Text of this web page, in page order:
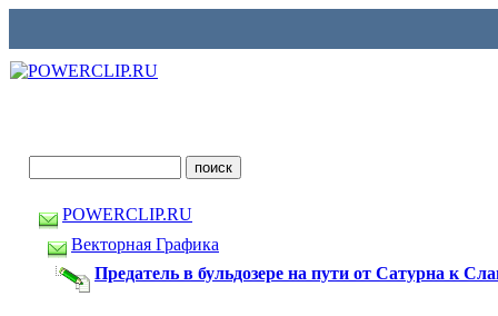
POWERCLIP.RU
Векторная Графика
Предатель в бульдозере на пути от Сатурна к